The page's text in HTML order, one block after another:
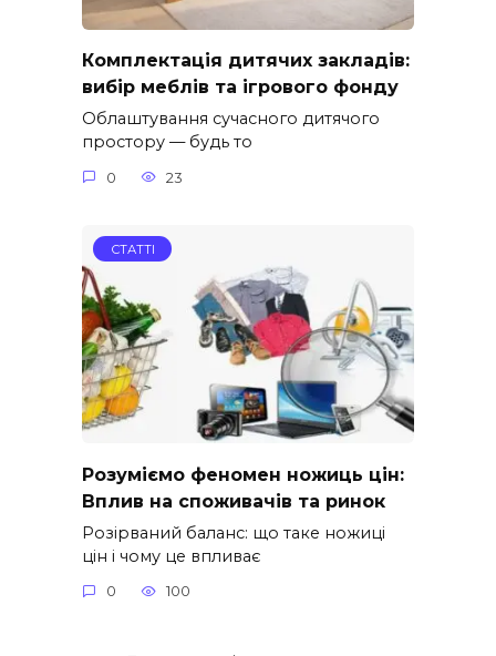
Комплектація дитячих закладів:
вибір меблів та ігрового фонду
Облаштування сучасного дитячого
простору — будь то
0 23
СТАТТІ
Розуміємо феномен ножиць цін:
Вплив на споживачів та ринок
Розірваний баланс: що таке ножиці
цін і чому це впливає
0 100